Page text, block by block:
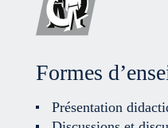
Formes
Présentation